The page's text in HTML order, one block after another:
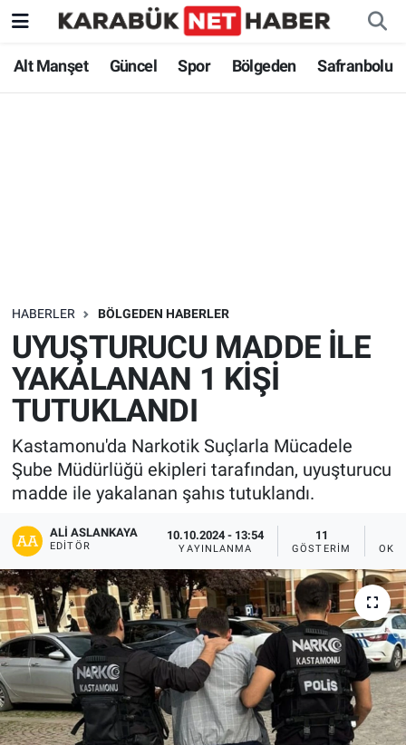
Alt Manşet Güncel Spor Bölgeden Safranbolu
HABERLER BÖLGEDEN HABERLER
UYUŞTURUCU MADDE İLE
YAKALANAN 1 KİŞİ
TUTUKLANDI
Kastamonu'da Narkotik Suçlarla Mücadele
Şube Müdürlüğü ekipleri tarafından, uyuşturucu
madde ile yakalanan şahıs tutuklandı.
ALI ASLANKAYA
EDITÖR
10.10.2024 - 13:54
YAYINLANMA
11
GÖSTERIM